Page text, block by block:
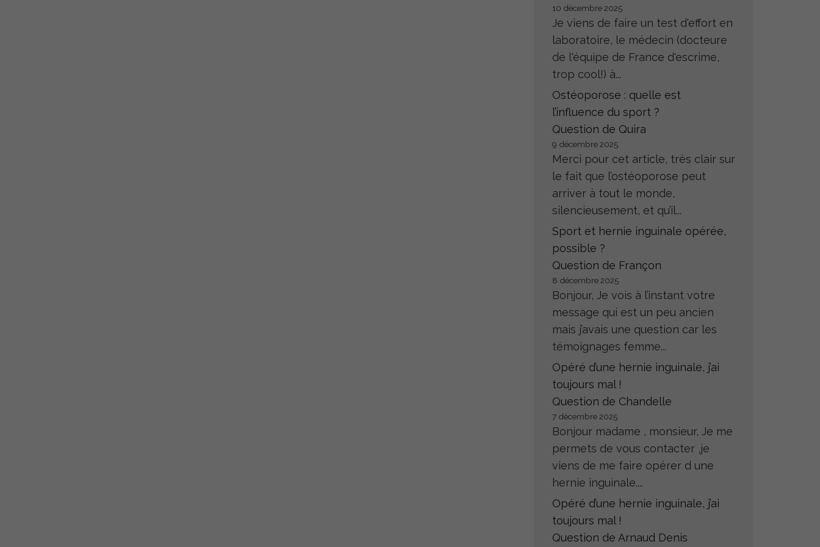
10 décembre 2025
Je viens de faire un test d'effort en
laboratoire, le médecin (docteure
de l'équipe de France d'escrime,
trop cool!) à...
Ostéoporose : quelle est
l’influence du sport ?
Question de Quira
9 décembre 2025
Merci pour cet article, très clair sur
le fait que l’ostéoporose peut
arriver à tout le monde,
silencieusement, et qu’il...
Sport et hernie inguinale opérée,
possible ?
Question de Françon
8 décembre 2025
Bonjour, Je vois à l’instant votre
message qui est un peu ancien
mais j’avais une question car les
témoignages femme...
Opéré d’une hernie inguinale, j’ai
toujours mal !
Question de Chandelle
7 décembre 2025
Bonjour madame , monsieur, Je me
permets de vous contacter ,je
viens de me faire opérer d une
hernie inguinale....
Opéré d’une hernie inguinale, j’ai
toujours mal !
Question de Arnaud Denis